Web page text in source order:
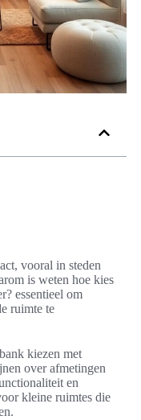
vooral in steden
is weten hoe kies
essentieel om
ruimte te
kiezen met
over afmetingen
en
kleine ruimtes die